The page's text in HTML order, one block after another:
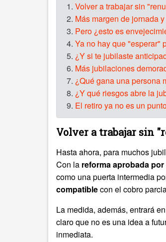
1. Volver a trabajar sin
2. Más margen de jornada
3. Pero ¿esto es
4. Ya no hay que "esperar"
5. ¿Y si te jubilaste
6. Más jubilaciones
7. ¿Qué gana una persona
8. ¿Y qué riesgos abre la
9. El retiro ya no es un
Volver a trabajar sin
Hasta ahora, para muchos
Con la reforma aprobada
como una puerta intermedia
compatiblecon el cobro
La medida, además, entrará
claro que no es una idea a
inmediata.